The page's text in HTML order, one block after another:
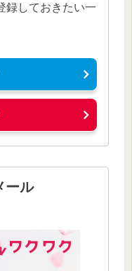
録しておきたい一
ール